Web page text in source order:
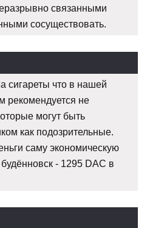
связанными
сосуществовать.
сигареты что в нашей
рекомендуется не
могут быть
как подозрительные.
саму экономическую
- 1295 DAC в